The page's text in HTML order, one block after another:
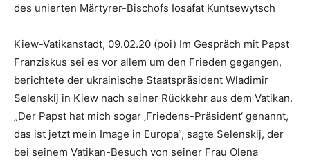
des unierten Märtyrer-Bischofs Iosafat Kuntsewytsch
Kiew-Vatikanstadt, 09.02.20 (poi) Im Gespräch mit Papst
Franziskus sei es vor allem um den Frieden gegangen,
berichtete der ukrainische Staatspräsident Wladimir
Selenskij in Kiew nach seiner Rückkehr aus dem Vatikan.
„Der Papst hat mich sogar ‚Friedens-Präsident‘ genannt,
das ist jetzt mein Image in Europa“, sagte Selenskij, der
bei seinem Vatikan-Besuch von seiner Frau Olena